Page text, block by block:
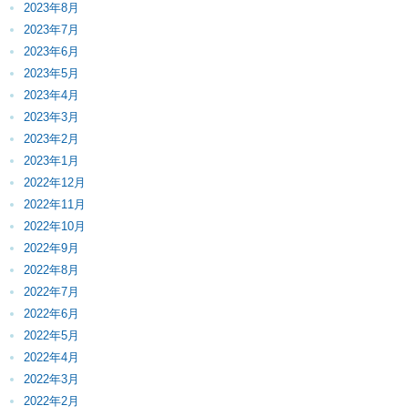
2023年8月
2023年7月
2023年6月
2023年5月
2023年4月
2023年3月
2023年2月
2023年1月
2022年12月
2022年11月
2022年10月
2022年9月
2022年8月
2022年7月
2022年6月
2022年5月
2022年4月
2022年3月
2022年2月